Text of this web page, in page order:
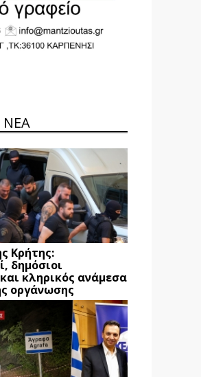
ΝΕΑ
Κρήτης:
δημόσιοι
κληρικός ανάμεσα
οργάνωσης